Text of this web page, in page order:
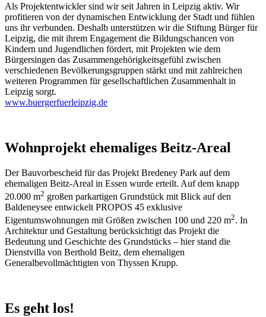
Als Projektentwickler sind wir seit Jahren in Leipzig aktiv. Wir
profitieren von der dynamischen Entwicklung der Stadt und fühlen
uns ihr verbunden. Deshalb unterstützen wir die Stiftung Bürger für
Leipzig, die mit ihrem Engagement die Bildungschancen von
Kindern und Jugendlichen fördert, mit Projekten wie dem
Bürgersingen das Zusammengehörigkeitsgefühl zwischen
verschiedenen Bevölkerungsgruppen stärkt und mit zahlreichen
weiteren Programmen für gesellschaftlichen Zusammenhalt in
Leipzig sorgt.
www.buergerfuerleipzig.de
Wohnprojekt ehemaliges Beitz-Areal
Der Bauvorbescheid für das Projekt Bredeney Park auf dem
ehemaligen Beitz-Areal in Essen wurde erteilt. Auf dem knapp
20.000 m2 großen parkartigen Grundstück mit Blick auf den
Baldeneysee entwickelt PROPOS 45 exklusive
Eigentumswohnungen mit Größen zwischen 100 und 220 m2. In
Architektur und Gestaltung berücksichtigt das Projekt die
Bedeutung und Geschichte des Grundstücks – hier stand die
Dienstvilla von Berthold Beitz, dem ehemaligen
Generalbevollmächtigten von Thyssen Krupp.
Es geht los!